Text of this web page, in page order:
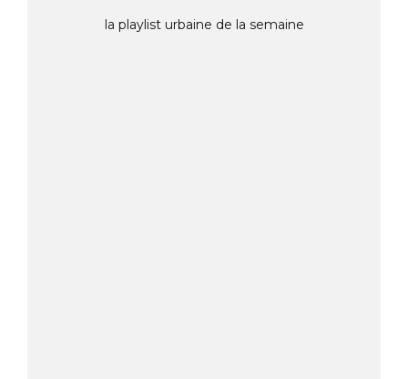
la playlist urbaine de la semaine